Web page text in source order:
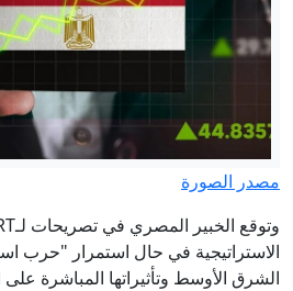
تكشف الرعب
إيران مباشر..
رسائل مع
طهران
مصدر الصورة
الاستراتيجية في حال استمرار "حرب
الشرق الأوسط وتأثيراتها المباشرة على